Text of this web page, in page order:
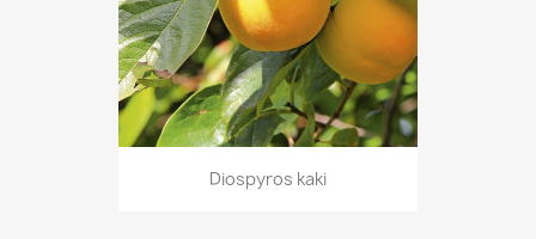
Diospyros kaki